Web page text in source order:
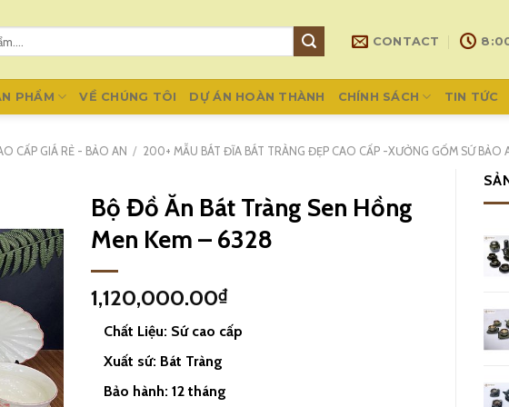
CONTACT
PHẨM VỀ CHÚNG TÔI DỰ ÁN HOÀN THÀNH CHÍNH SÁCH TIN TỨC
CẤP GIÁ RẺ - BẢO AN / 200+ MẪU BÁT ĐĨA BÁT TRÀNG ĐẸP CAO CẤP -XƯỞNG GỐM SỨ BẢO
Bộ Đồ Ăn Bát Tràng Sen Hồng
Men Kem – 6328
1,120,000.00₫
Chất Liệu: Sứ cao cấp
Xuất sứ: Bát Tràng
Bảo hành: 12 tháng